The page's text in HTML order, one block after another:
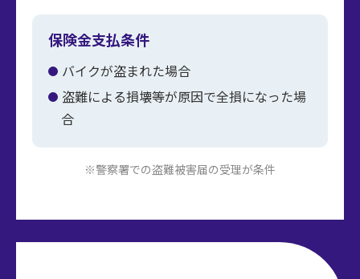
保険金支払条件
バイクが盗まれた場合
盗難による損壊等が原因で全損になった場
合
※警察署での盗難被害届の受理が条件